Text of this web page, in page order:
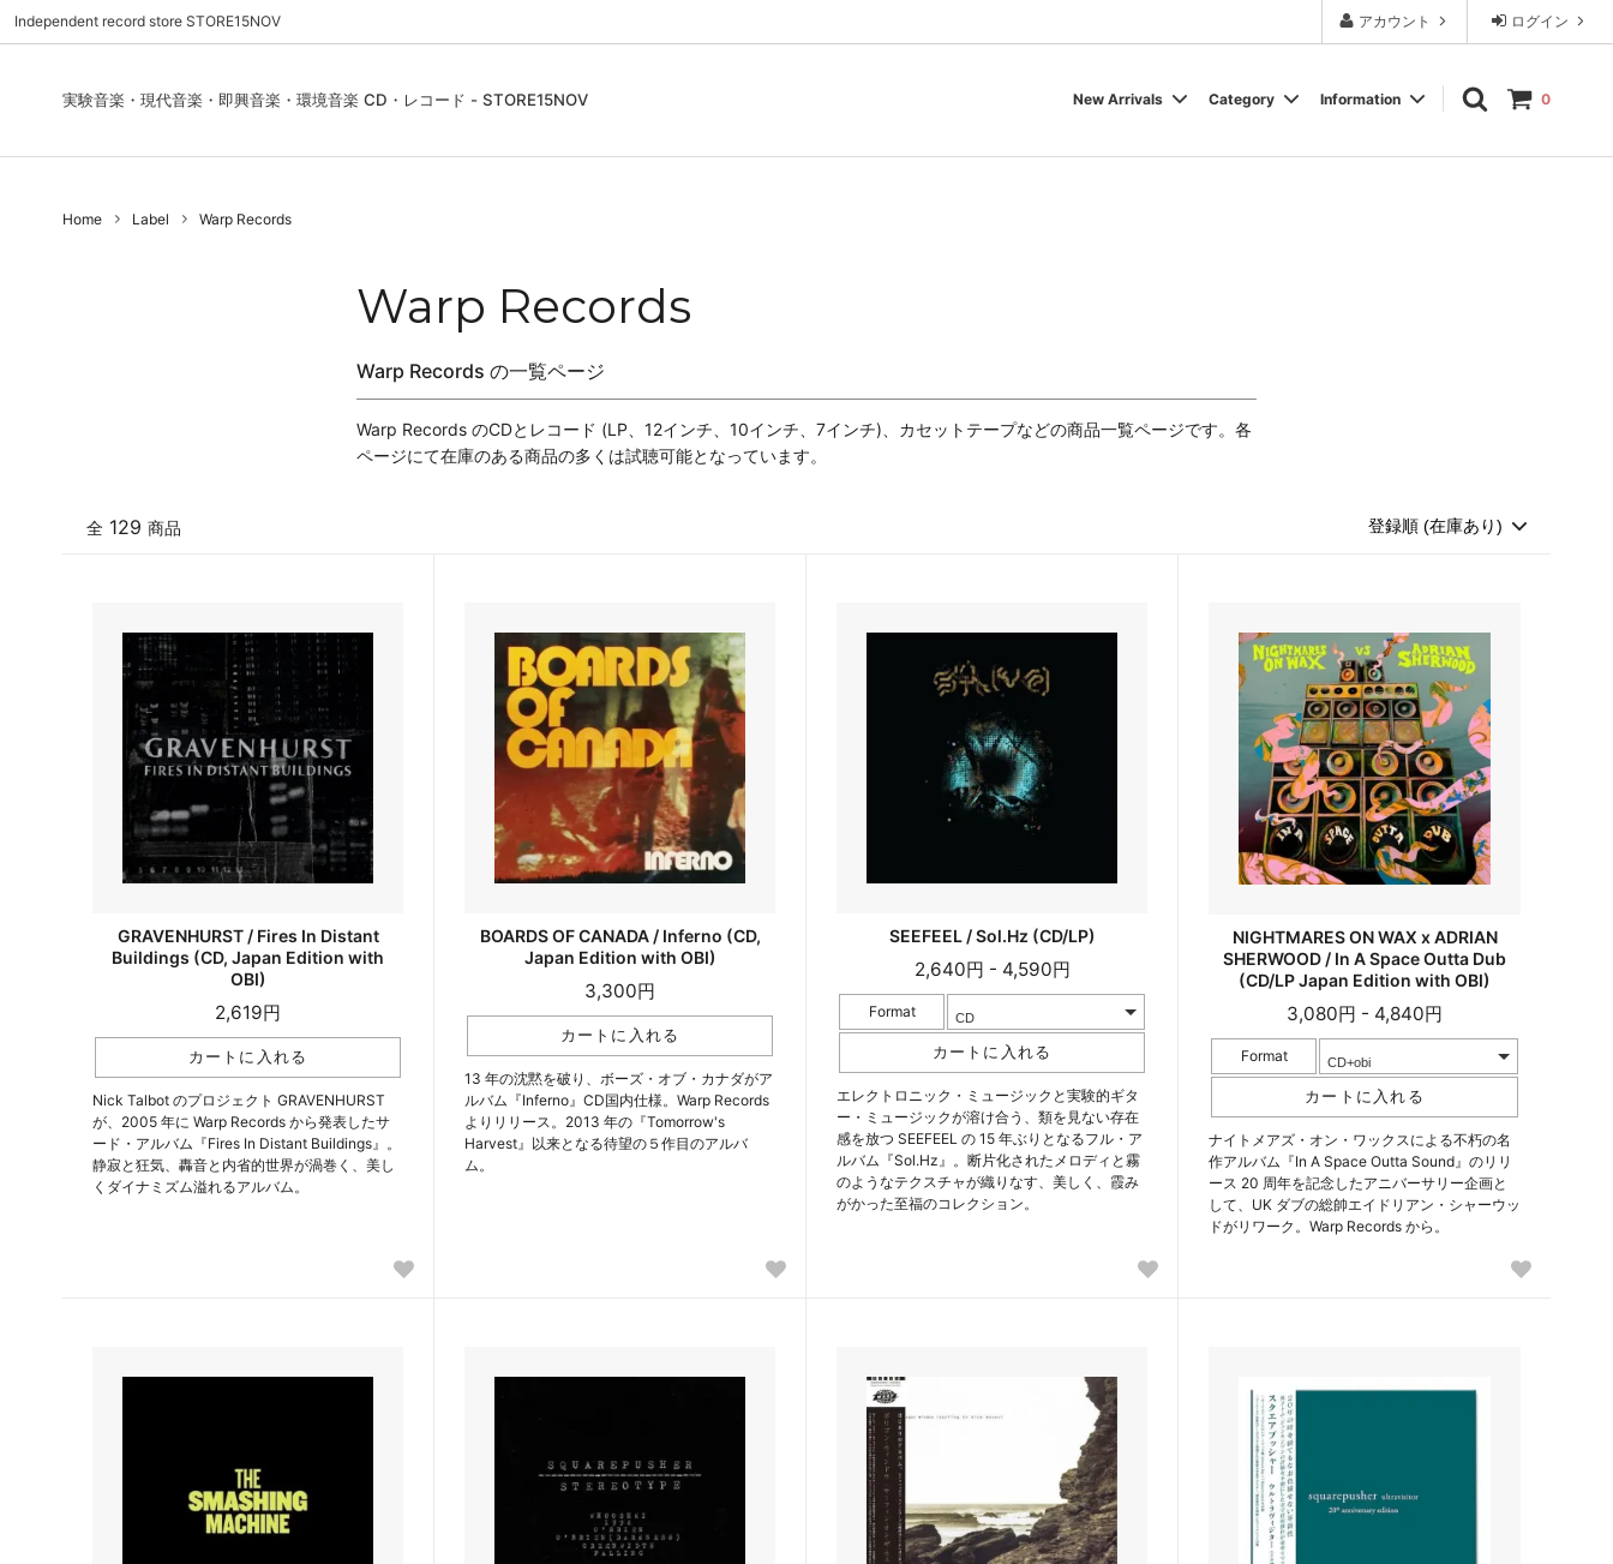
ログイン
アカウント
Independent record store STORE15NOV
実験音楽・現代音楽・即興音楽・環境音楽 CD・レコード - STORE15NOV 0
New Arrivals
Used - CD, Record
Category
Folk / World / Country
House
Wear, Accessory, Goods
Information
Contact Us | お問合わせ
Home Label Warp Records
Warp Records
Warp Records の一覧ページ
Warp Records のCDとレコード (LP、12インチ、10インチ、7インチ)、カセットテープなどの商品一覧ページです。各
ページにて在庫のある商品の多くは試聴可能となっています。
全 129 商品
GRAVENHURST / Fires In Distant
Buildings (CD, Japan Edition with
OBI)
2,619円
Nick Talbot のプロジェクト GRAVENHURST
が、2005 年に Warp Records から発表したサ
ード・アルバム『Fires In Distant Buildings』。
静寂と狂気、轟音と内省的世界が渦巻く、美し
くダイナミズム溢れるアルバム。
BOARDS OF CANADA / Inferno (CD,
Japan Edition with OBI)
3,300円
13 年の沈黙を破り、ボーズ・オブ・カナダがア
ルバム『Inferno』CD国内仕様。Warp Records
よりリリース。2013 年の『Tomorrow's
Harvest』以来となる待望の５作目のアルバ
ム。
SEEFEEL / Sol.Hz (CD/LP)
2,640円 - 4,590円
Format
エレクトロニック・ミュージックと実験的ギタ
ー・ミュージックが溶け合う、類を見ない存在
感を放つ SEEFEEL の 15 年ぶりとなるフル・ア
ルバム『Sol.Hz』。断片化されたメロディと霧
のようなテクスチャが織りなす、美しく、霞み
がかった至福のコレクション。
NIGHTMARES ON WAX x ADRIAN
SHERWOOD / In A Space Outta Dub
(CD/LP Japan Edition with OBI)
3,080円 - 4,840円
Format
ナイトメアズ・オン・ワックスによる不朽の名
作アルバム『In A Space Outta Sound』のリリ
ース 20 周年を記念したアニバーサリー企画と
して、UK ダブの総帥エイドリアン・シャーウッ
ドがリワーク。Warp Records から。